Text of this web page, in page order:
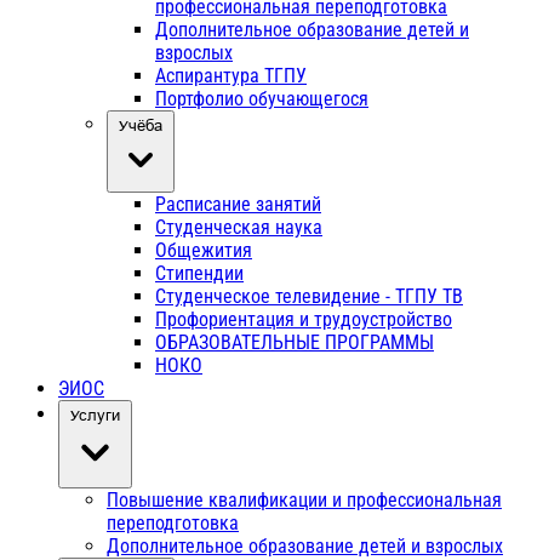
профессиональная переподготовка
Дополнительное образование детей и
взрослых
Аспирантура ТГПУ
Портфолио обучающегося
Учёба
Расписание занятий
Студенческая наука
Общежития
Стипендии
Студенческое телевидение - ТГПУ ТВ
Профориентация и трудоустройство
ОБРАЗОВАТЕЛЬНЫЕ ПРОГРАММЫ
НОКО
ЭИОС
Услуги
Повышение квалификации и профессиональная
переподготовка
Дополнительное образование детей и взрослых